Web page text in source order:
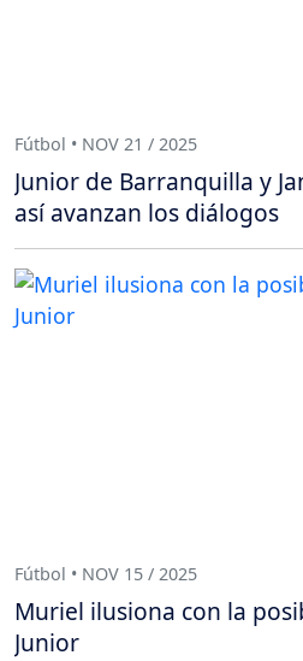
Fútbol • NOV 21 / 2025
Junior de Barranquilla y
así avanzan los diálogos
Fútbol • NOV 15 / 2025
Muriel ilusiona con la
Junior